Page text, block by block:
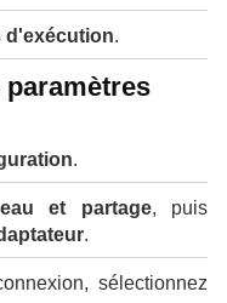
d'exécution.
paramètres
.
et partage, puis
.
sélectionnez